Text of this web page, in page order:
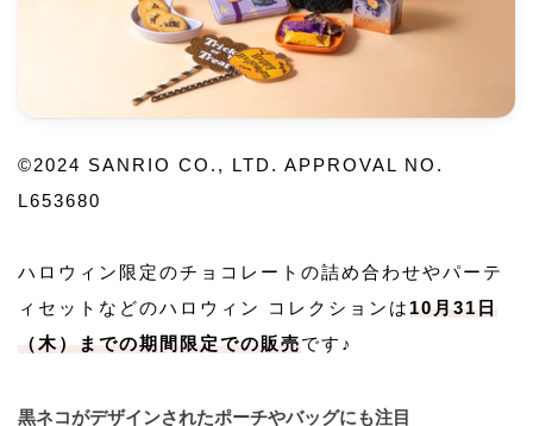
©2024 SANRIO CO., LTD. APPROVAL NO.
L653680
ハロウィン限定のチョコレートの詰め合わせやパーテ
ィセットなどのハロウィン コレクションは10月31日
（木）までの期間限定での販売です♪
黒ネコがデザインされたポーチやバッグにも注目